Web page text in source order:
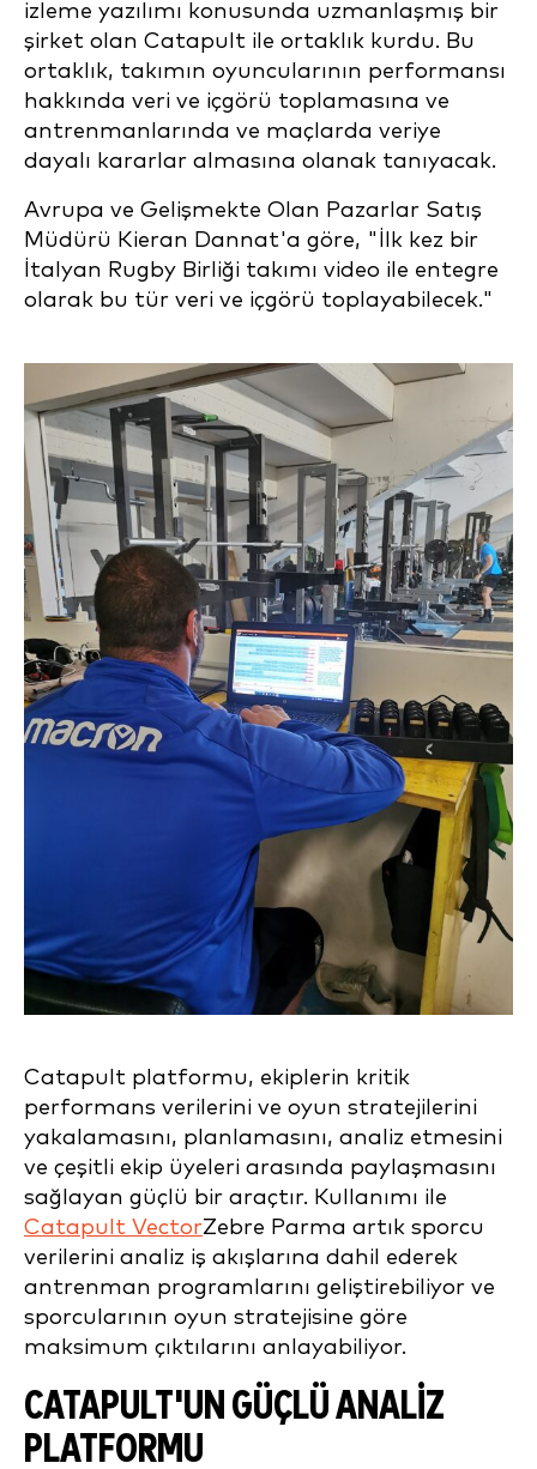
izleme yazılımı konusunda uzmanlaşmış bir
şirket olan Catapult ile ortaklık kurdu. Bu
ortaklık, takımın oyuncularının performansı
hakkında veri ve içgörü toplamasına ve
antrenmanlarında ve maçlarda veriye
dayalı kararlar almasına olanak tanıyacak.
Avrupa ve Gelişmekte Olan Pazarlar Satış
Müdürü Kieran Dannat'a göre, "İlk kez bir
İtalyan Rugby Birliği takımı video ile entegre
olarak bu tür veri ve içgörü toplayabilecek."
Catapult platformu, ekiplerin kritik
performans verilerini ve oyun stratejilerini
yakalamasını, planlamasını, analiz etmesini
ve çeşitli ekip üyeleri arasında paylaşmasını
sağlayan güçlü bir araçtır. Kullanımı ile
Catapult VectorZebre Parma artık sporcu
verilerini analiz iş akışlarına dahil ederek
antrenman programlarını geliştirebiliyor ve
sporcularının oyun stratejisine göre
maksimum çıktılarını anlayabiliyor.
CATAPULT'UN GÜÇLÜ ANALIZ
PLATFORMU